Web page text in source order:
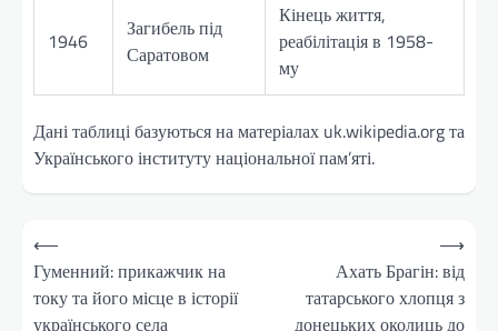
1946
Загибель під
Саратовом
Кінець життя,
реабілітація в 1958-
му
Дані таблиці базуються на матеріалах uk.wikipedia.org та
Українського інституту національної пам’яті.
Навігація
записів
⟵
Гуменний: прикажчик на
току та його місце в історії
українського села
Ахать Брагін: від
татарського хлопця з
донецьких околиць до
⟶